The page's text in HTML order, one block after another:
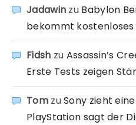
Jadawin zu Babylon
bekommt
Fidsh zu Assassin’s
Erste Tests zeigen
TomzuSony zieht
PlayStation sagt der